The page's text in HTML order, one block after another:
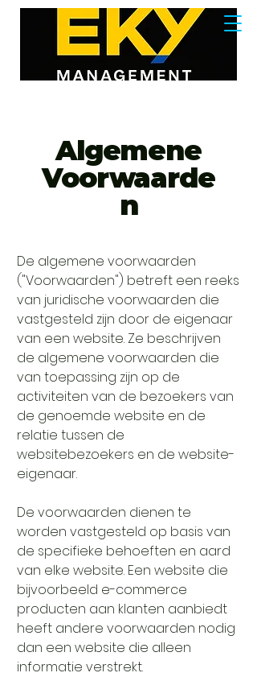
Algemene
Voorwaarde
n
De algemene voorwaarden
("Voorwaarden") betreft een reeks
van juridische voorwaarden die
vastgesteld zijn door de eigenaar
van een website. Ze beschrijven
de algemene voorwaarden die
van toepassing zijn op de
activiteiten van de bezoekers van
de genoemde website en de
relatie tussen de
websitebezoekers en de website-
eigenaar.
De voorwaarden dienen te
worden vastgesteld op basis van
de specifieke behoeften en aard
van elke website. Een website die
bijvoorbeeld e-commerce
producten aan klanten aanbiedt
heeft andere voorwaarden nodig
dan een website die alleen
informatie verstrekt.